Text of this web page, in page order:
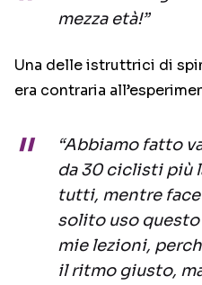
mezza età!”
Una delle istruttrici di
era contraria
“Abbiamo fatto
da 30 ciclisti più
tutti, mentre
solito uso
mie lezioni,
il ritmo giusto,